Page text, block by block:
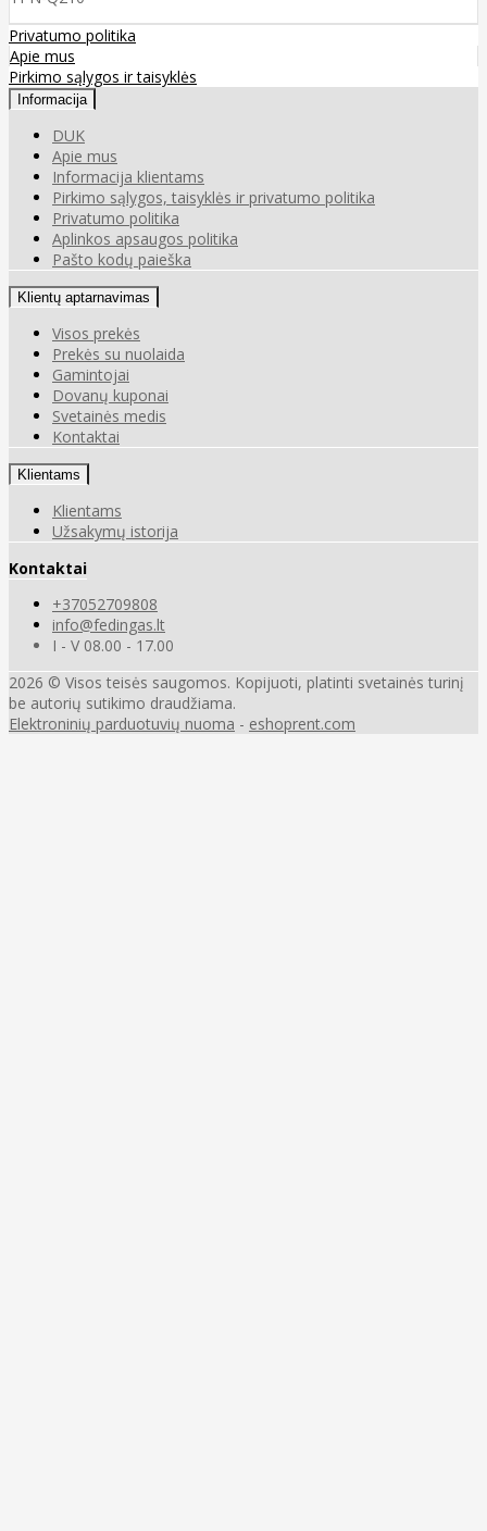
Privatumo politika
Apie mus
Pirkimo sąlygos ir taisyklės
Informacija
DUK
Apie mus
Informacija klientams
Pirkimo sąlygos, taisyklės ir privatumo politika
Privatumo politika
Aplinkos apsaugos politika
Pašto kodų paieška
Klientų aptarnavimas
Visos prekės
Prekės su nuolaida
Gamintojai
Dovanų kuponai
Svetainės medis
Kontaktai
Klientams
Klientams
Užsakymų istorija
Kontaktai
+37052709808
info@fedingas.lt
I - V 08.00 - 17.00
2026 © Visos teisės saugomos. Kopijuoti, platinti svetainės turinį
be autorių sutikimo draudžiama.
Elektroninių parduotuvių nuoma - eshoprent.com